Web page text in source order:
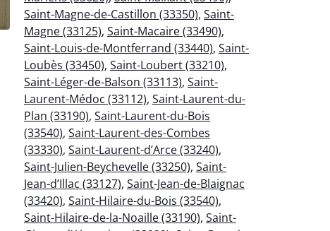
Saint-Magne-de-Castillon (33350), Saint-
Magne (33125), Saint-Macaire (33490),
Saint-Louis-de-Montferrand (33440), Saint-
Loubès (33450), Saint-Loubert (33210),
Saint-Léger-de-Balson (33113), Saint-
Laurent-Médoc (33112), Saint-Laurent-du-
Plan (33190), Saint-Laurent-du-Bois
(33540), Saint-Laurent-des-Combes
(33330), Saint-Laurent-d’Arce (33240),
Saint-Julien-Beychevelle (33250), Saint-
Jean-d’Illac (33127), Saint-Jean-de-Blaignac
(33420), Saint-Hilaire-du-Bois (33540),
Saint-Hilaire-de-la-Noaille (33190), Saint-